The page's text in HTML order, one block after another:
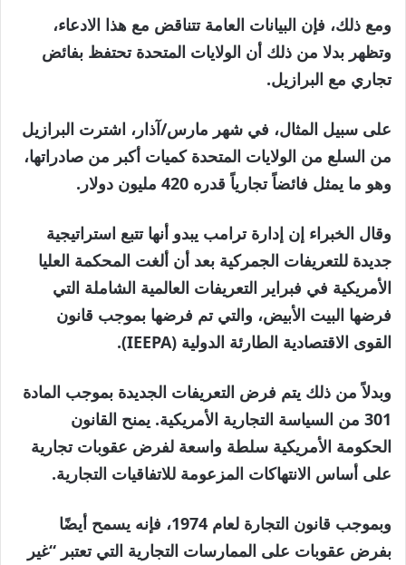
ومع ذلك، فإن البيانات العامة تتناقض مع هذا الادعاء،
وتظهر بدلا من ذلك أن الولايات المتحدة تحتفظ بفائض
تجاري مع البرازيل.
على سبيل المثال، في شهر مارس/آذار، اشترت البرازيل
من السلع من الولايات المتحدة كميات أكبر من صادراتها،
وهو ما يمثل فائضاً تجارياً قدره 420 مليون دولار.
وقال الخبراء إن إدارة ترامب يبدو أنها تتبع استراتيجية
جديدة للتعريفات الجمركية بعد أن ألغت المحكمة العليا
الأمريكية في فبراير التعريفات العالمية الشاملة التي
فرضها البيت الأبيض، والتي تم فرضها بموجب قانون
القوى الاقتصادية الطارئة الدولية (IEEPA).
وبدلاً من ذلك يتم فرض التعريفات الجديدة بموجب المادة
301 من السياسة التجارية الأمريكية. يمنح القانون
الحكومة الأمريكية سلطة واسعة لفرض عقوبات تجارية
على أساس الانتهاكات المزعومة للاتفاقيات التجارية.
وبموجب قانون التجارة لعام 1974، فإنه يسمح أيضًا
بفرض عقوبات على الممارسات التجارية التي تعتبر “غير